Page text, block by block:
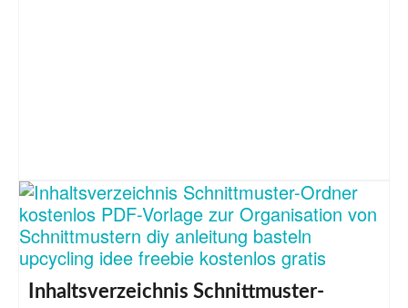
Inhaltsverzeichnis Schnittmuster-